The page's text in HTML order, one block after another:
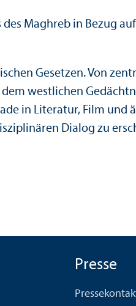
Maghreb in Bezug
Gesetzen. Von
westlichen
in Literatur, Film und
Dialog zu
Presse